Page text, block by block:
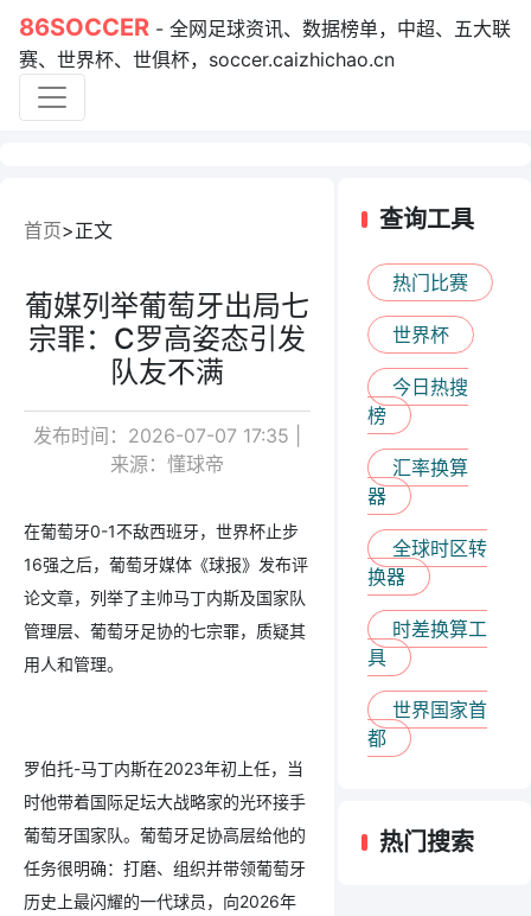
86SOCCER - 全网足球资讯、数据榜单，中超、五大联
赛、世界杯、世俱杯，soccer.caizhichao.cn
首页 正文
葡媒列举葡萄牙出局七
宗罪：C罗高姿态引发
队友不满
发布时间：2026-07-07 17:35 |
来源：懂球帝
在葡萄牙0-1不敌西班牙，世界杯止步
16强之后，葡萄牙媒体《球报》发布评
论文章，列举了主帅马丁内斯及国家队
管理层、葡萄牙足协的七宗罪，质疑其
用人和管理。
罗伯托-马丁内斯在2023年初上任，当
时他带着国际足坛大战略家的光环接手
葡萄牙国家队。葡萄牙足协高层给他的
任务很明确：打磨、组织并带领葡萄牙
历史上最闪耀的一代球员，向2026年
查询工具
热门比赛
世界杯
今日热搜
榜
汇率换算
器
全球时区转
换器
时差换算工
具
世界国家首
都
热门搜索